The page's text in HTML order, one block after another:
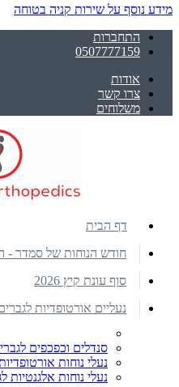
מידע נוסף על שירות קניה בטוחה
התחברות
0507777159
אודות
צרו קשר
משלוחים
דף הבית
חודש הנוחות של סמדר -
סוף עונת קיץ 2026
נעליים אורטופדיות
סנדלים וכפכפים
נעלי נוחות
נעלי נוחות אלגנטיות